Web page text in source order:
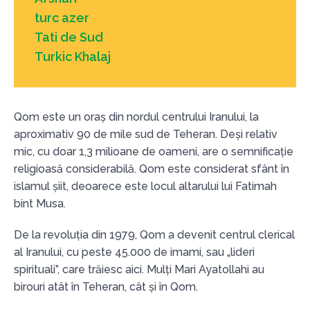
turc azer
Tati de Sud
Turkic Khalaj
Qom este un oraș din nordul centrului Iranului, la
aproximativ 90 de mile sud de Teheran. Deși relativ
mic, cu doar 1,3 milioane de oameni, are o semnificație
religioasă considerabilă. Qom este considerat sfânt în
islamul șiit, deoarece este locul altarului lui Fatimah
bint Musa.
De la revoluția din 1979, Qom a devenit centrul clerical
al Iranului, cu peste 45.000 de imami, sau „lideri
spirituali”, care trăiesc aici. Mulți Mari Ayatollahi au
birouri atât în Teheran, cât și în Qom.